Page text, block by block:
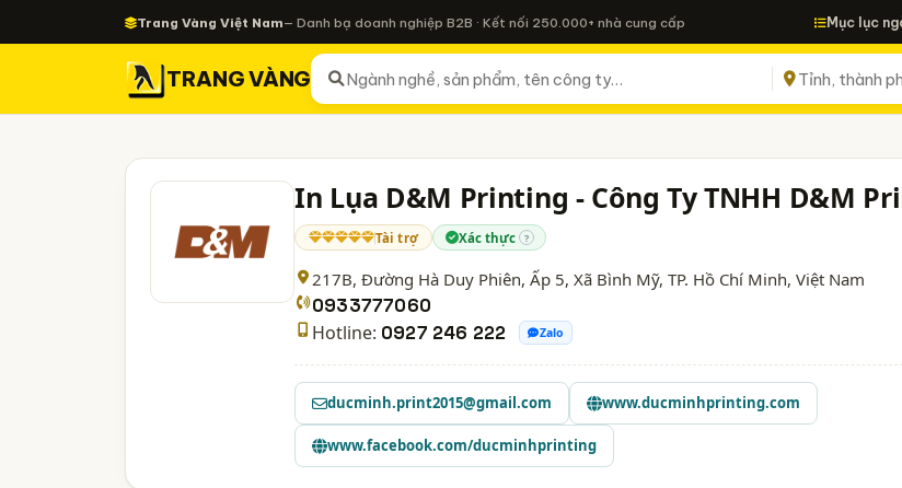
Trang Vàng Việt Nam— Danh bạ doanh nghiệp B2B · Kết nối 250.000+ nhà cung cấp Mục lục
TRANG VÀNG
In Lụa D&M Printing - Công Ty TNHH D&M
Tài trợ Xác thực ?
217B, Đường Hà Duy Phiên, Ấp 5, Xã Bình Mỹ, TP. Hồ Chí Minh, Việt Nam
0933777060
Hotline: 0927 246 222 Zalo
ducminh.print2015@gmail.com www.ducminhprinting.com
www.facebook.com/ducminhprinting